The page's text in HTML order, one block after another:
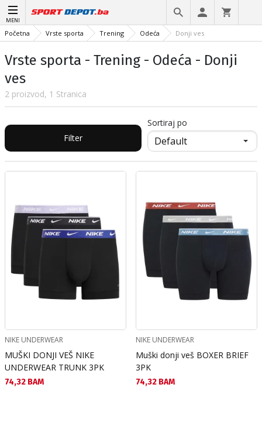
MENI
Početna Vrste sporta Trening Odeća Donji ves
Vrste sporta - Trening - Odeća - Donji
ves
2 proizvod, 1 Stranica
Filter
Sortiraj po
NIKE UNDERWEAR
MUŠKI DONJI VEŠ NIKE
UNDERWEAR TRUNK 3PK
Текуща цена:
74,32 BAM
NIKE UNDERWEAR
Muški donji veš BOXER BRIEF
3PK
Текуща цена:
74,32 BAM